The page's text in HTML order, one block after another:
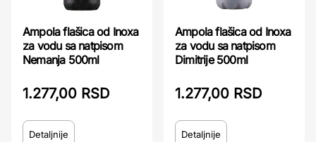
Ampola flašica od Inoxa
za vodu sa natpisom
Nemanja 500ml
1.277,00 RSD
Detaljnije
Ampola flašica od Inoxa
za vodu sa natpisom
Dimitrije 500ml
1.277,00 RSD
Detaljnije